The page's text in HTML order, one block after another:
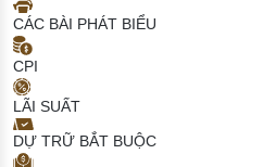
CÁC BÀI PHÁT BIỂU
CPI
LÃI SUẤT
DỰ TRỮ BẮT BUỘC